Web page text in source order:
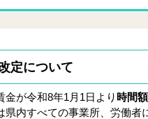
定について
金が令和8年1月1日より 時間
県内すべての事業所、労働者